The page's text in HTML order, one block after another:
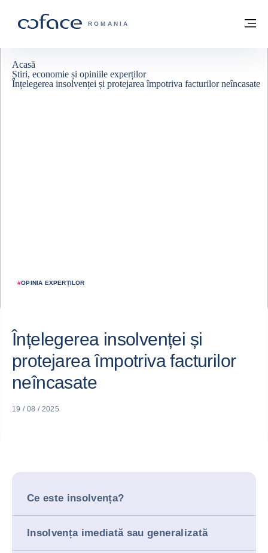
COFACE FOR TRADE - WEBSITE GRUP
ROMANIA
Înapoi la pagina de start
#OPINIA EXPERȚILOR
Acasă
Știri, economie și opiniile experților
Înțelegerea insolvenței și protejarea împotriva facturilor neîncasate
Înțelegerea insolvenței și
protejarea împotriva facturilor
neîncasate
19 / 08 / 2025
Ce este insolvența?
Insolvența imediată sau generalizată